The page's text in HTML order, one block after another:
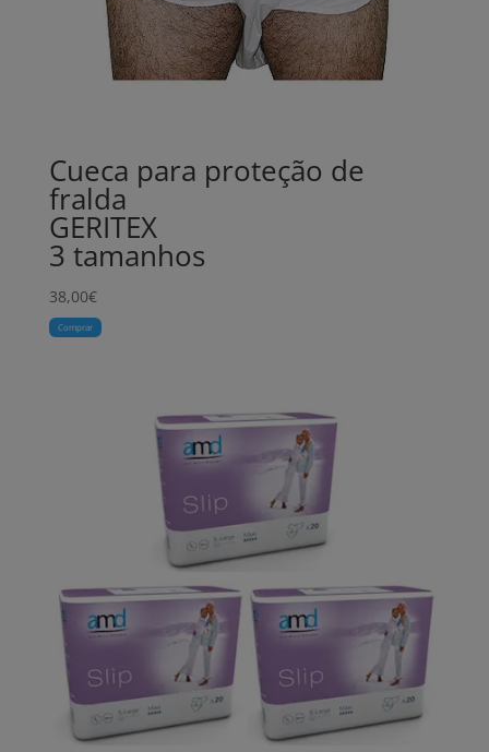
Cueca para proteção de
fralda
GERITEX
3 tamanhos
38,00€
Comprar